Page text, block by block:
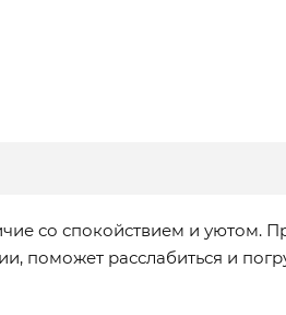
со спокойствием и уютом.
поможет расслабиться и